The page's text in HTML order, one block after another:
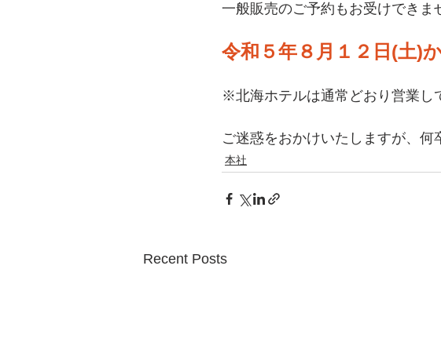
一般販売のご予約もお受けできま
令和５年８月１２日(土)
※北海ホテルは通常どおり営業し
ご迷惑をおかけいたしますが、何
本社
Recent Posts